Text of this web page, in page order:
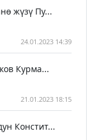
жүзү Пу...
24.01.2023 14:39
Курма...
21.01.2023 18:15
Констит...